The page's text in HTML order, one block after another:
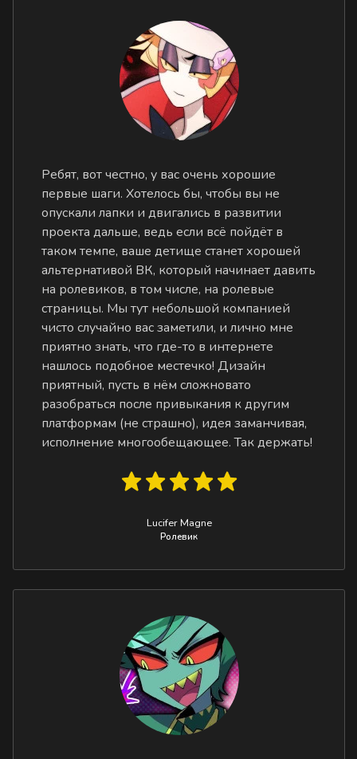
Ребят, вот честно, у вас очень хорошие
первые шаги. Хотелось бы, чтобы вы не
опускали лапки и двигались в развитии
проекта дальше, ведь если всё пойдёт в
таком темпе, ваше детище станет хорошей
альтернативой ВК, который начинает давить
на ролевиков, в том числе, на ролевые
страницы. Мы тут небольшой компанией
чисто случайно вас заметили, и лично мне
приятно знать, что где-то в интернете
нашлось подобное местечко! Дизайн
приятный, пусть в нём сложновато
разобраться после привыкания к другим
платформам (не страшно), идея заманчивая,
исполнение многообещающее. Так держать!
Lucifer Magne
Ролевик